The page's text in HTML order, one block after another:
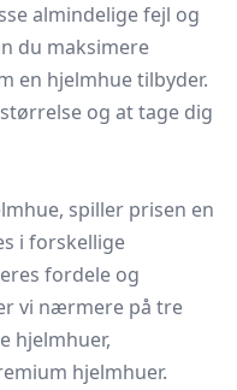
almindelige fejl og
du maksimere
en hjelmhue tilbyder.
og at tage dig
spiller prisen en
i forskellige
fordele og
vi nærmere på tre
hjelmhuer,
hjelmhuer.